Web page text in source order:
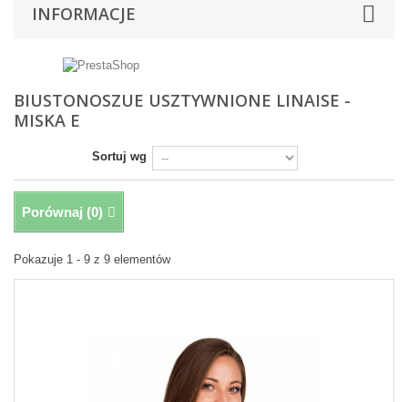
INFORMACJE
BIUSTONOSZUE USZTYWNIONE LINAISE -
MISKA E
Sortuj wg
Porównaj (0)
Pokazuje 1 - 9 z 9 elementów